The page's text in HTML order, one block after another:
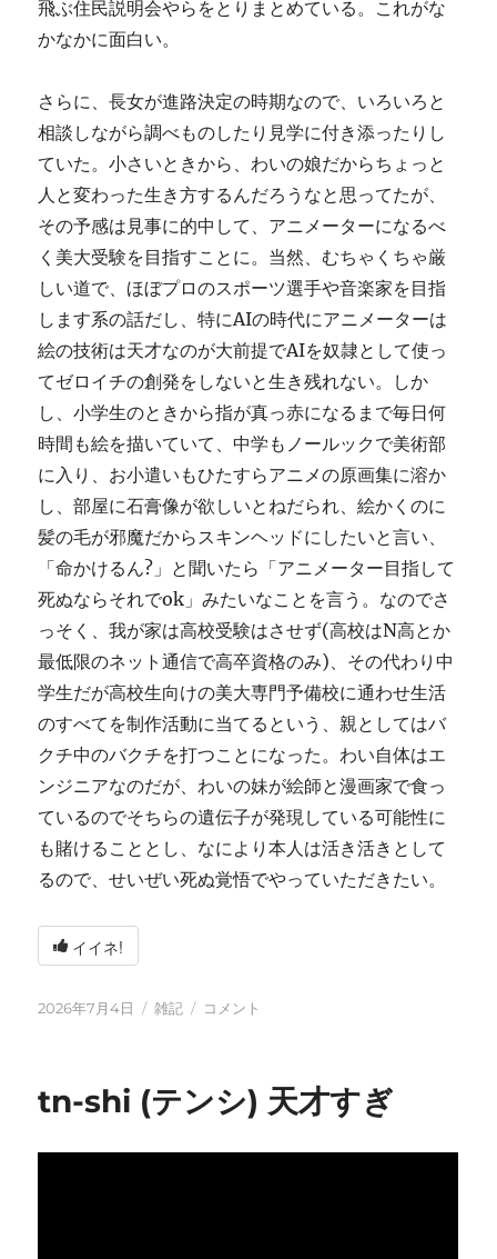
飛ぶ住民説明会やらをとりまとめている。これがな
かなかに面白い。
さらに、長女が進路決定の時期なので、いろいろと
相談しながら調べものしたり見学に付き添ったりし
ていた。小さいときから、わいの娘だからちょっと
人と変わった生き方するんだろうなと思ってたが、
その予感は見事に的中して、アニメーターになるべ
く美大受験を目指すことに。当然、むちゃくちゃ厳
しい道で、ほぼプロのスポーツ選手や音楽家を目指
します系の話だし、特にAIの時代にアニメーターは
絵の技術は天才なのが大前提でAIを奴隷として使っ
てゼロイチの創発をしないと生き残れない。しか
し、小学生のときから指が真っ赤になるまで毎日何
時間も絵を描いていて、中学もノールックで美術部
に入り、お小遣いもひたすらアニメの原画集に溶か
し、部屋に石膏像が欲しいとねだられ、絵かくのに
髪の毛が邪魔だからスキンヘッドにしたいと言い、
「命かけるん?」と聞いたら「アニメーター目指して
死ぬならそれでok」みたいなことを言う。なのでさ
っそく、我が家は高校受験はさせず(高校はN高とか
最低限のネット通信で高卒資格のみ)、その代わり中
学生だが高校生向けの美大専門予備校に通わせ生活
のすべてを制作活動に当てるという、親としてはバ
クチ中のバクチを打つことになった。わい自体はエ
ンジニアなのだが、わいの妹が絵師と漫画家で食っ
ているのでそちらの遺伝子が発現している可能性に
も賭けることとし、なにより本人は活き活きとして
るので、せいぜい死ぬ覚悟でやっていただきたい。
イイネ!
投
2026年7月4日
カ
ー
雑記
い
と
コメント
tn-shi (テンシ) 天才すぎ